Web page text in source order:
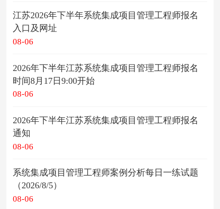
江苏2026年下半年系统集成项目管理工程师报名
入口及网址
08-06
2026年下半年江苏系统集成项目管理工程师报名
时间8月17日9:00开始
08-06
2026年下半年江苏系统集成项目管理工程师报名
通知
08-06
系统集成项目管理工程师案例分析每日一练试题
（2026/8/5）
08-06